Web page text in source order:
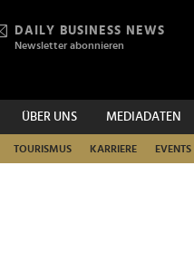
DAILY BUSINESS NEWS
Newsletter abonnieren
ÜBER UNS MEDIADATEN
TOURISMUS KARRIERE EVENTS